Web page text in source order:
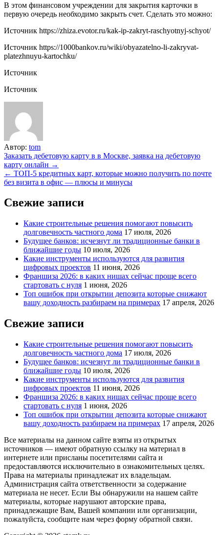
В этом финансовом учреждении для закрытия карточки в
первую очередь необходимо закрыть счет. Сделать это можно:
Источник https://zhiza.evotor.ru/kak-ip-zakryt-raschyotnyj-schyot/
Источник https://1000bankov.ru/wiki/obyazatelno-li-zakryvat-
platezhnuyu-kartochku/
Источник
Источник
Автор: tom
Навигация
по
записям
Заказать дебетовую карту в в Москве, заявка на дебетовую
карту онлайн →
← ТОП-5 кредитных карт, которые можно получить по почте
без визита в офис — плюсы и минусы
Свежие записи
Какие строительные решения помогают повысить
долговечность частного дома 17 июля, 2026
Будущее банков: исчезнут ли традиционные банки в
ближайшие годы 10 июля, 2026
Какие инструменты используются для развития
цифровых проектов 11 июня, 2026
Франшиза 2026: в каких нишах сейчас проще всего
стартовать с нуля 1 июня, 2026
Топ ошибок при открытии депозита которые снижают
вашу доходность разбираем на примерах 17 апреля, 2026
Свежие записи
Какие строительные решения помогают повысить
долговечность частного дома 17 июля, 2026
Будущее банков: исчезнут ли традиционные банки в
ближайшие годы 10 июля, 2026
Какие инструменты используются для развития
цифровых проектов 11 июня, 2026
Франшиза 2026: в каких нишах сейчас проще всего
стартовать с нуля 1 июня, 2026
Топ ошибок при открытии депозита которые снижают
вашу доходность разбираем на примерах 17 апреля, 2026
Все материалы на данном сайте взяты из открытых
источников — имеют обратную ссылку на материал в
интернете или присланы посетителями сайта и
предоставляются исключительно в ознакомительных целях.
Права на материалы принадлежат их владельцам.
Администрация сайта ответственности за содержание
материала не несет. Если Вы обнаружили на нашем сайте
материалы, которые нарушают авторские права,
принадлежащие Вам, Вашей компании или организации,
пожалуйста, сообщите нам через форму обратной связи.